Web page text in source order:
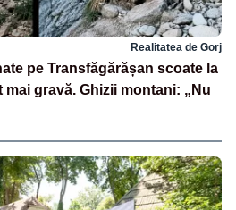
Realitatea de Gorj
pe Transfăgărășan scoate la
gravă. Ghizii montani: „Nu